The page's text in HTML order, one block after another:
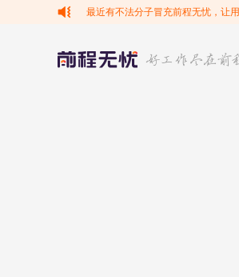
最近有不法分子冒充前程无忧，让